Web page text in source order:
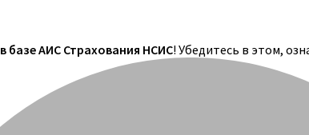
в базе АИС Страхования НСИС! Убедитесь в этом,